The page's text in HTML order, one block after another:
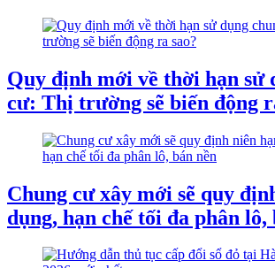
Quy định mới về thời hạn sử
cư: Thị trường sẽ biến động
Chung cư xây mới sẽ quy
dụng, hạn chế tối đa phân lô,